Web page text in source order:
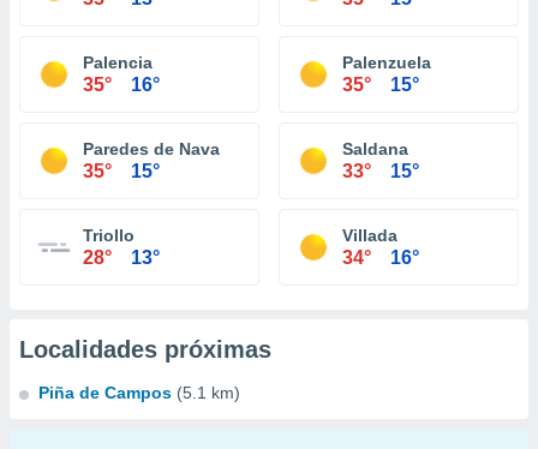
Palencia
35° 16°
Palenzuela
35° 15°
Paredes de Nava
35° 15°
Saldana
33° 15°
Triollo
28° 13°
Villada
34° 16°
Localidades próximas
Piña de Campos (5.1 km)